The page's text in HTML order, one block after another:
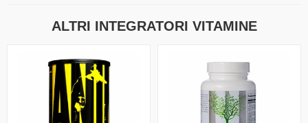
ALTRI INTEGRATORI VITAMINE